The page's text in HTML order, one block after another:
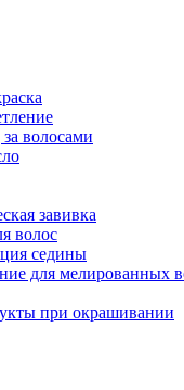
волосами
завивка
волос
седины
для мелированных
при окрашивании